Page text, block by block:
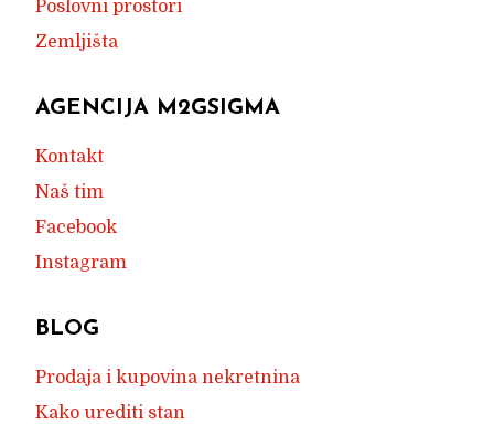
Poslovni prostori
Zemljišta
AGENCIJA M2GSIGMA
Kontakt
Naš tim
Facebook
Instagram
BLOG
Prodaja i kupovina nekretnina
Kako urediti stan